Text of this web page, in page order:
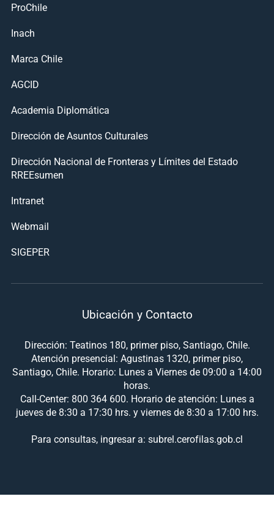
ProChile
Inach
Marca Chile
AGCID
Academia Diplomática
Dirección de Asuntos Culturales
Dirección Nacional de Fronteras y Límites del Estado
RREEsumen
Intranet
Webmail
SIGEPER
Ubicación y Contacto
Dirección: Teatinos 180, primer piso, Santiago, Chile.
Atención presencial: Agustinas 1320, primer piso,
Santiago, Chile. Horario: Lunes a Viernes de 09:00 a 14:00
horas.
Call-Center: 800 364 600. Horario de atención: Lunes a
jueves de 8:30 a 17:30 hrs. y viernes de 8:30 a 17:00 hrs.
Para consultas, ingresar a: subrel.cerofilas.gob.cl